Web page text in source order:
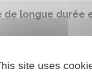
de longue durée
administration
site uses